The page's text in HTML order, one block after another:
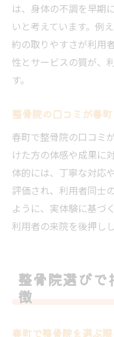
春町で整骨
春町で安心でき
春町で信頼
整骨院選び
整骨院の口コ
春町で安心で
整骨院の選
信頼できる整骨
整骨院選び
春町で信頼さ
整骨院選択時
整骨院選びの
は、身体の不調を早期
いと考えています。例
約の取りやすさが利用
性とサービスの質が、
す。
整骨院の口コミが春
春町で整骨院の口コミ
けた方の体感や成果に
体的には、丁寧な対応
評価され、利用者同士
ように、実体験に基づ
利用者の来院を後押し
整骨院選びで
徴
春町で整骨院を選ぶ